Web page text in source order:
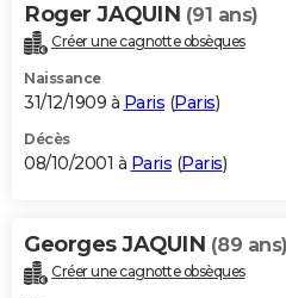
Roger JAQUIN (91 ans)
Créer une cagnotte obsèques
Naissance
31/12/1909 à Paris (Paris)
Décès
08/10/2001 à Paris (Paris)
Georges JAQUIN (89 ans)
Créer une cagnotte obsèques